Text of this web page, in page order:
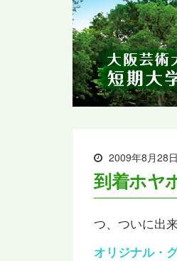
2009年8月28日
到着ホヤ
つ、ついに出
オリジナル・